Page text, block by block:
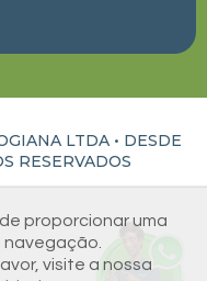
LTDA • DESDE
RESERVADOS
proporcionar uma
visite a nossa